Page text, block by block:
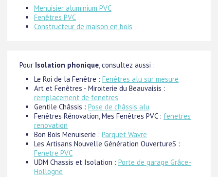
Menuisier aluminium PVC
Fenêtres PVC
Constructeur de maison en bois
Pour Isolation phonique, consultez aussi :
Le Roi de la Fenêtre : Fenêtres alu sur mesure
Art et Fenêtres - Miroiterie du Beauvaisis :
remplacement de fenetres
Gentile Châssis : Pose de châssis alu
Fenêtres Rénovation, Mes Fenêtres PVC : fenetres
renovation
Bon Bois Menuiserie : Parquet Wavre
Les Artisans Nouvelle Génération OuvertureS :
Fenetre PVC
UDM Chassis et Isolation : Porte de garage Grâce-
Hollogne